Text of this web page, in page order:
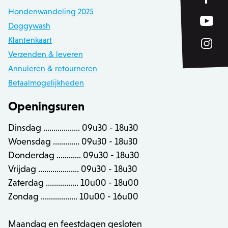
Hondenwandeling 2025
Doggywash
Klantenkaart
Verzenden & leveren
Annuleren & retourneren
Betaalmogelijkheden
Openingsuren
Dinsdag .................. 09u30 - 18u30
Woensdag ............. 09u30 - 18u30
Donderdag ............ 09u30 - 18u30
Vrijdag .................... 09u30 - 18u30
Zaterdag ................ 10u00 - 18u00
Zondag .................. 10u00 - 16u00
Maandag en feestdagen gesloten
_username .zowizoo.be
.zowizoo.be
Adobe Inc.
www.zowizoo.be
private_content_version
section_data_ids